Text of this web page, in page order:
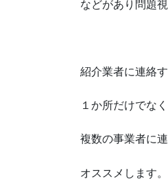
などがあり問題
紹介業者に連絡
１か所だけでなく
複数の事業者に
オススメします。